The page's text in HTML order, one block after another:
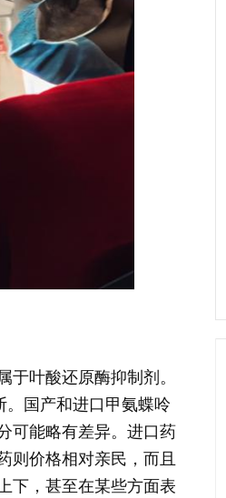
叶酸还原酶抑制剂。
。国产和进口甲氨蝶呤
可能略有差异。进口药
则价格相对亲民，而且
下，甚至在某些方面表